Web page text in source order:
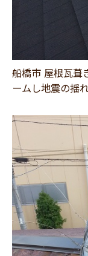
船橋市 屋根瓦葺
ームし地震の揺